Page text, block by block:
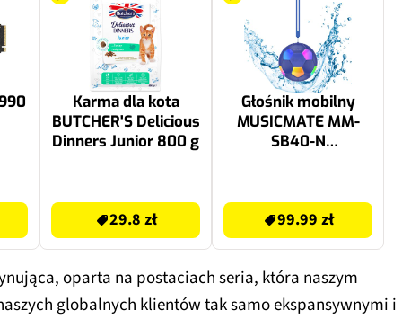
Karma dla kota
BUTCHER'S Delicious
Dinners Junior 800 g
29.8 zł
Głośnik mobilny
MUSICMATE MM-
SB40-N
99.99 zł
oparta na postaciach seria, która naszym
globalnych klientów tak samo ekspansywnymi i